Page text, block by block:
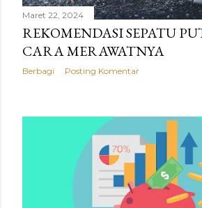
Maret 22, 2024
REKOMENDASI SEPATU
CARA MERAWATNYA
Berbagi Posting Komentar